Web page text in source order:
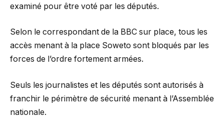
examiné pour être voté par les députés.
Selon le correspondant de la BBC sur place, tous les
accès menant à la place Soweto sont bloqués par les
forces de l’ordre fortement armées.
Seuls les journalistes et les députés sont autorisés à
franchir le périmètre de sécurité menant à l’Assemblée
nationale.